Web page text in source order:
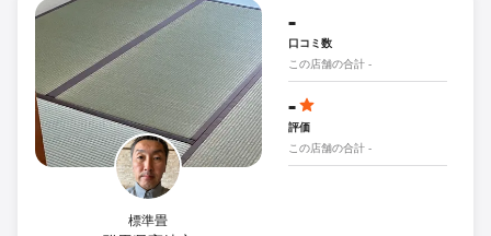
標準畳
-
口コミ数
この店舗の合計 -
-
評価
この店舗の合計 -